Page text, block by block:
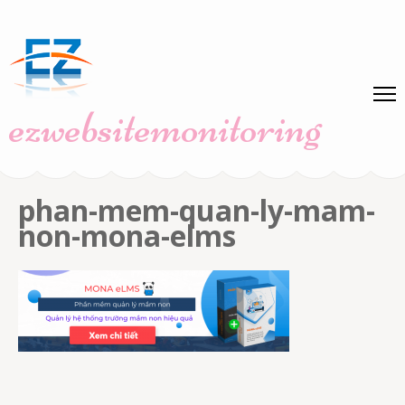
content
(Press
ezwebsitemonitoring
phan-mem-quan-ly-mam-
non-mona-elms